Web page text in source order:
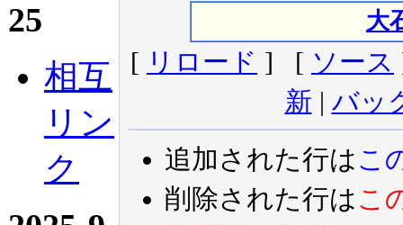
25
相互
リン
ク
大
[ リロード ] [ ソース
新 | バッ
追加された行は こ
削除された行は こ